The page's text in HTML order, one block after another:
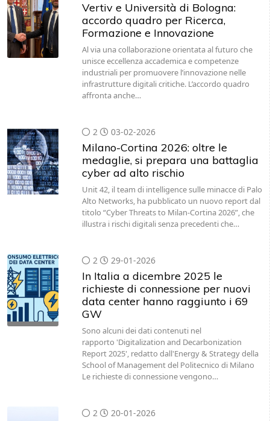
Vertiv e Università di Bologna:
accordo quadro per Ricerca,
Formazione e Innovazione
Al via una collaborazione orientata al futuro che
unisce eccellenza accademica e competenze
industriali per promuovere l’innovazione nelle
infrastrutture digitali critiche. L’accordo quadro
affronta anche…
2 03-02-2026
Milano-Cortina 2026: oltre le
medaglie, si prepara una battaglia
cyber ad alto rischio
Unit 42, il team di intelligence sulle minacce di Palo
Alto Networks, ha pubblicato un nuovo report dal
titolo “Cyber Threats to Milan-Cortina 2026”, che
illustra i rischi digitali senza precedenti che…
2 29-01-2026
In Italia a dicembre 2025 le
richieste di connessione per nuovi
data center hanno raggiunto i 69
GW
Sono alcuni dei dati contenuti nel
rapporto 'Digitalization and Decarbonization
Report 2025', redatto dall'Energy & Strategy della
School of Management del Politecnico di Milano
Le richieste di connessione vengono…
2 20-01-2026